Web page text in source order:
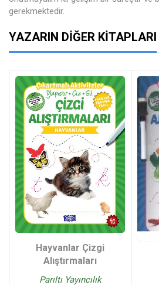
gerekmektedir.
YAZARIN DIĞER KITAPLARI
Hayvanlar Çizgi
Alıştırmaları
Parıltı Yayıncılık